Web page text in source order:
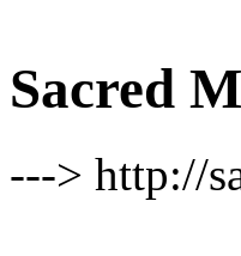
Sacred
---> http://